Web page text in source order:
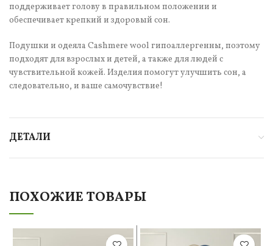
поддерживает голову в правильном положении и
обеспечивает крепкий и здоровый сон.
Подушки и одеяла Cashmere wool гипоаллергенны, поэтому
подходят для взрослых и детей, а также для людей с
чувствительной кожей. Изделия помогут улучшить сон, а
следовательно, и ваше самочувствие!
ДЕТАЛИ
ПОХОЖИЕ ТОВАРЫ